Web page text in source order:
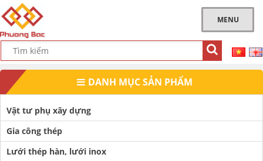
MENU
DANH MỤC SẢN PHẨM
Vật tư phụ xây dựng
Gia công thép
Lưới thép hàn, lưới inox